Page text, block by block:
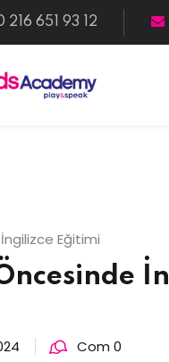
216 651 93 12
Eğitimi
Com 0